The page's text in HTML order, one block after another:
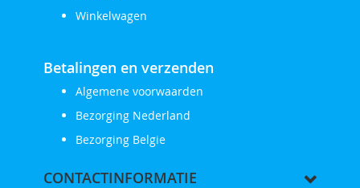
Winkelwagen
Betalingen en verzenden
Algemene voorwaarden
Bezorging Nederland
Bezorging Belgie
CONTACTINFORMATIE